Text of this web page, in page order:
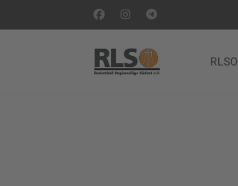
RLSO